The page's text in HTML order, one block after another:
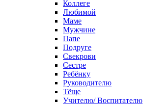
Коллеге
Любимой
Маме
Мужчине
Папе
Подруге
Свекрови
Сестре
Ребёнку
Руководителю
Тёще
Учителю/ Воспитателю